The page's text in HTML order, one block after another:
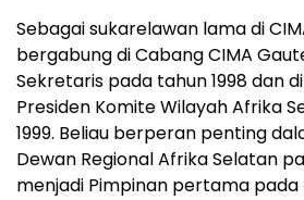
Sebagai sukarelawan lama di
bergabung di Cabang CIMA
Sekretaris pada tahun 1998 dan
Presiden Komite Wilayah Afrika
1999. Beliau berperan penting
Dewan Regional Afrika Selatan
menjadi Pimpinan pertama pada